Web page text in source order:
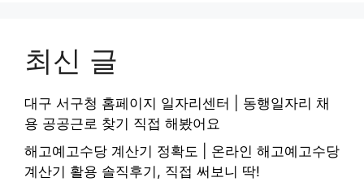
최신 글
대구 서구청 홈페이지 일자리센터 | 동행일자리 채
용 공공근로 찾기 직접 해봤어요
해고예고수당 계산기 정확도 | 온라인 해고예고수당
계산기 활용 솔직후기, 직접 써보니 딱!